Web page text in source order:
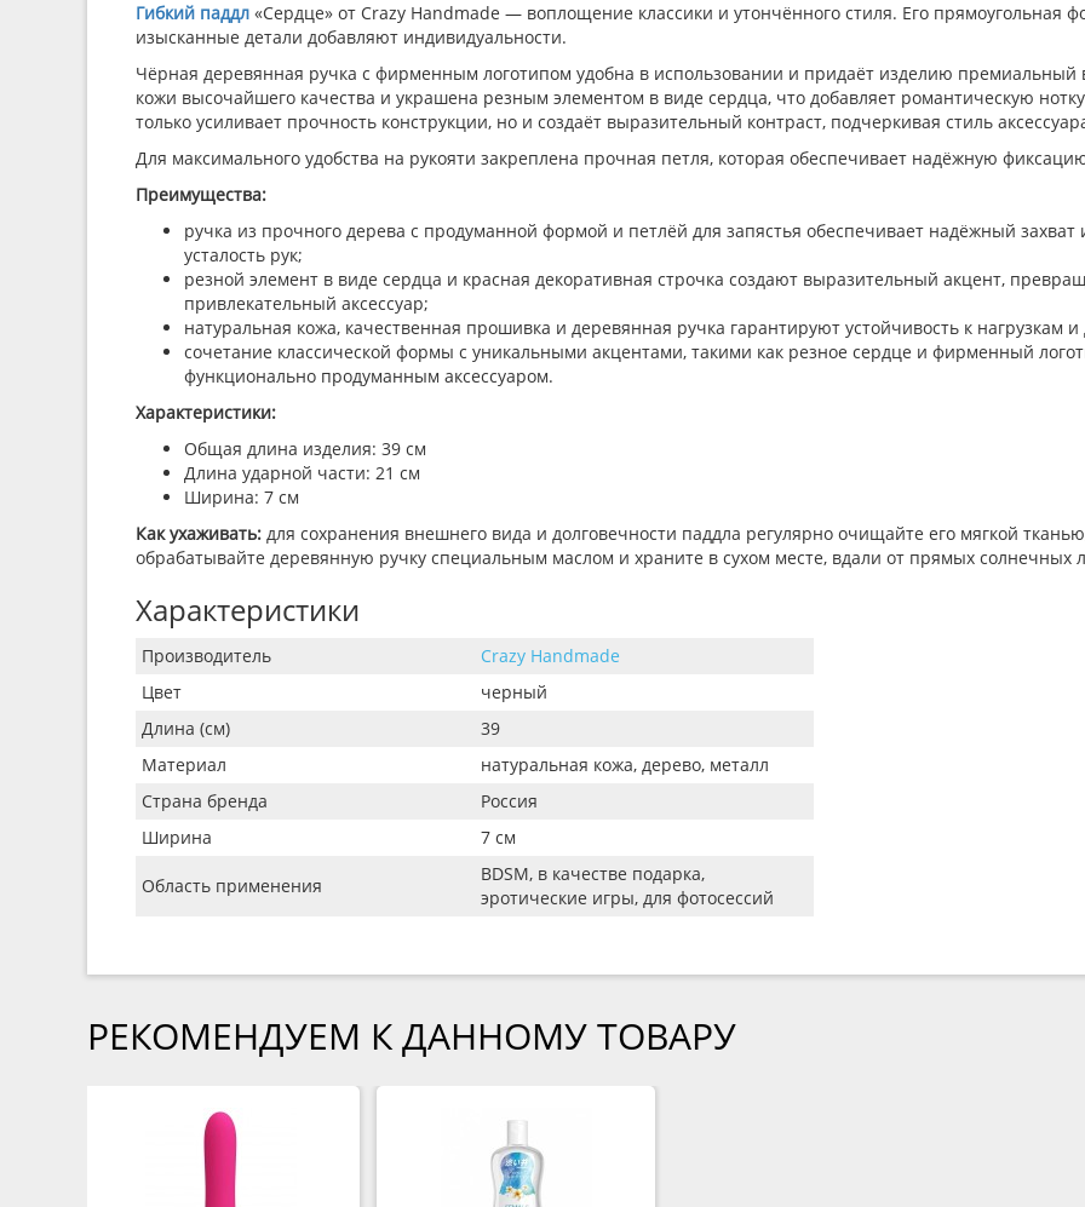
Гибкий паддл «Сердце» от Crazy Handmade — воплощение классики и утончённого стиля. Его прямоугольная
изысканные детали добавляют индивидуальности.
Чёрная деревянная ручка с фирменным логотипом удобна в использовании и придаёт изделию премиальный
кожи высочайшего качества и украшена резным элементом в виде сердца, что добавляет романтическую
только усиливает прочность конструкции, но и создаёт выразительный контраст, подчеркивая стиль
Для максимального удобства на рукояти закреплена прочная петля, которая обеспечивает надёжную
Преимущества:
ручка из прочного дерева с продуманной формой и петлёй для запястья обеспечивает надёжный
усталость рук;
резной элемент в виде сердца и красная декоративная строчка создают выразительный акцент,
привлекательный аксессуар;
натуральная кожа, качественная прошивка и деревянная ручка гарантируют устойчивость к нагрузкам
сочетание классической формы с уникальными акцентами, такими как резное сердце и фирменный
функционально продуманным аксессуаром.
Характеристики:
Общая длина изделия: 39 см
Длина ударной части: 21 см
Ширина: 7 см
Как ухаживать: для сохранения внешнего вида и долговечности паддла регулярно очищайте его мягкой
обрабатывайте деревянную ручку специальным маслом и храните в сухом месте, вдали от прямых солнечных
Характеристики
Производитель
Crazy Handmade
Цвет
черный
Длина (см)
39
Материал
натуральная кожа, дерево, металл
Страна бренда
Россия
Ширина
7 см
Область применения
BDSM, в качестве подарка,
эротические игры, для фотосессий
РЕКОМЕНДУЕМ К ДАННОМУ ТОВАРУ